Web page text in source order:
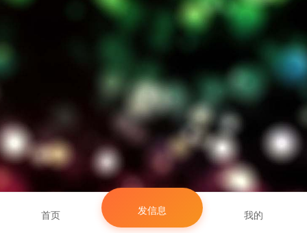
首页 发信息 我的